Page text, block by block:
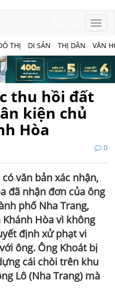
THỊ DI SẢN THỊ DÂN VĂN
thu hồi đất
kiện chủ
Hòa
0
văn bản xác nhận,
đã nhận đơn của ông
phố Nha Trang,
Hòa vì không
định xử phạt vi
ông. Ông Khoát bị
cái chòi trên khu
Lô (Nha Trang) mà